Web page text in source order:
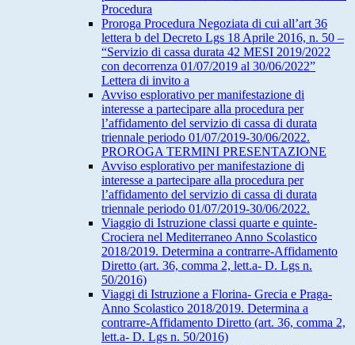
Procedura
Proroga Procedura Negoziata di cui all’art 36
lettera b del Decreto Lgs 18 Aprile 2016, n. 50 –
“Servizio di cassa durata 42 MESI 2019/2022
con decorrenza 01/07/2019 al 30/06/2022”
Lettera di invito a
Avviso esplorativo per manifestazione di
interesse a partecipare alla procedura per
l’affidamento del servizio di cassa di durata
triennale periodo 01/07/2019-30/06/2022.
PROROGA TERMINI PRESENTAZIONE
Avviso esplorativo per manifestazione di
interesse a partecipare alla procedura per
l’affidamento del servizio di cassa di durata
triennale periodo 01/07/2019-30/06/2022.
Viaggio di Istruzione classi quarte e quinte-
Crociera nel Mediterraneo Anno Scolastico
2018/2019. Determina a contrarre-Affidamento
Diretto (art. 36, comma 2, lett.a- D. Lgs n.
50/2016)
Viaggi di Istruzione a Florina- Grecia e Praga-
Anno Scolastico 2018/2019. Determina a
contrarre-Affidamento Diretto (art. 36, comma 2,
lett.a- D. Lgs n. 50/2016)